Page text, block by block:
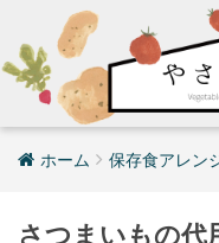
ホーム 保存食アレン
さつまいもの代